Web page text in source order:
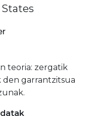
teoria: zergatik
garrantzitsua